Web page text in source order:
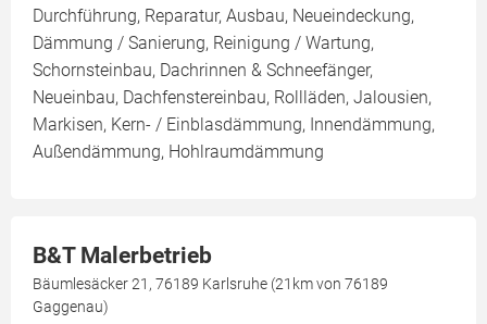
Durchführung, Reparatur, Ausbau, Neueindeckung,
Dämmung / Sanierung, Reinigung / Wartung,
Schornsteinbau, Dachrinnen & Schneefänger,
Neueinbau, Dachfenstereinbau, Rollläden, Jalousien,
Markisen, Kern- / Einblasdämmung, Innendämmung,
Außendämmung, Hohlraumdämmung
B&T Malerbetrieb
Bäumlesäcker 21, 76189 Karlsruhe (21km von 76189
Gaggenau)